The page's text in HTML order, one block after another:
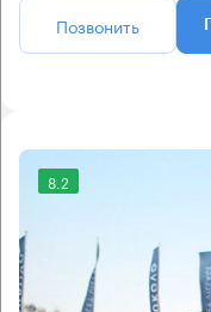
Позвонить
8.2